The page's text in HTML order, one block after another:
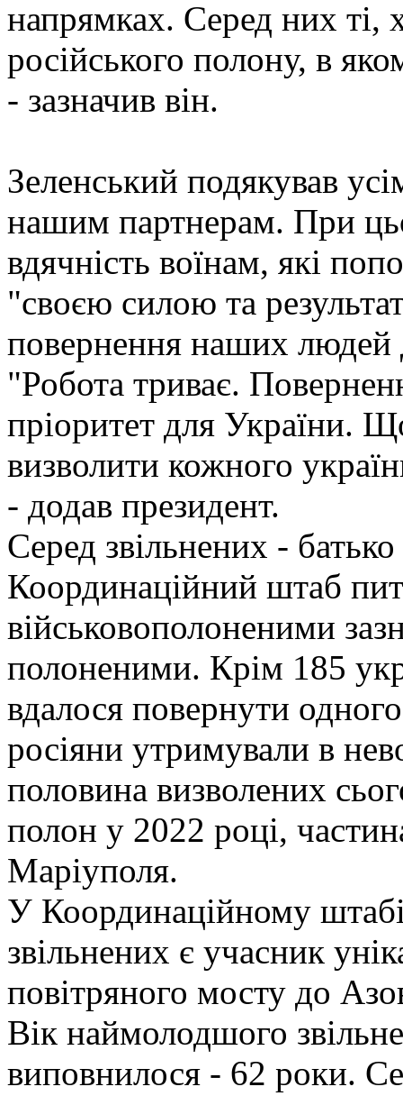
напрямках. Серед них ті,
російського полону, в
- зазначив він.
Зеленський подякував
нашим партнерам. При
вдячність воїнам, які
"своєю силою та
повернення наших
"Робота триває.
пріоритет для України.
визволити кожного
- додав президент.
Серед звільнених - батько
Координаційний штаб
військовополоненими
полоненими. Крім 185
вдалося повернути
росіяни утримували в
половина визволених
полон у 2022 році,
Маріуполя.
У Координаційному
звільнених є учасник
повітряного мосту до
Вік наймолодшого
виповнилося - 62 роки.